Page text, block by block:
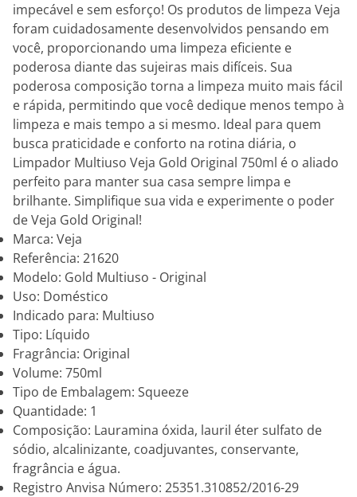
impecável e sem esforço! Os produtos de limpeza Veja
foram cuidadosamente desenvolvidos pensando em
você, proporcionando uma limpeza eficiente e
poderosa diante das sujeiras mais difíceis. Sua
poderosa composição torna a limpeza muito mais fácil
e rápida, permitindo que você dedique menos tempo à
limpeza e mais tempo a si mesmo. Ideal para quem
busca praticidade e conforto na rotina diária, o
Limpador Multiuso Veja Gold Original 750ml é o aliado
perfeito para manter sua casa sempre limpa e
brilhante. Simplifique sua vida e experimente o poder
de Veja Gold Original!
Marca: Veja
Referência: 21620
Modelo: Gold Multiuso - Original
Uso: Doméstico
Indicado para: Multiuso
Tipo: Líquido
Fragrância: Original
Volume: 750ml
Tipo de Embalagem: Squeeze
Quantidade: 1
Composição: Lauramina óxida, lauril éter sulfato de
sódio, alcalinizante, coadjuvantes, conservante,
fragrância e água.
Registro Anvisa Número: 25351.310852/2016-29